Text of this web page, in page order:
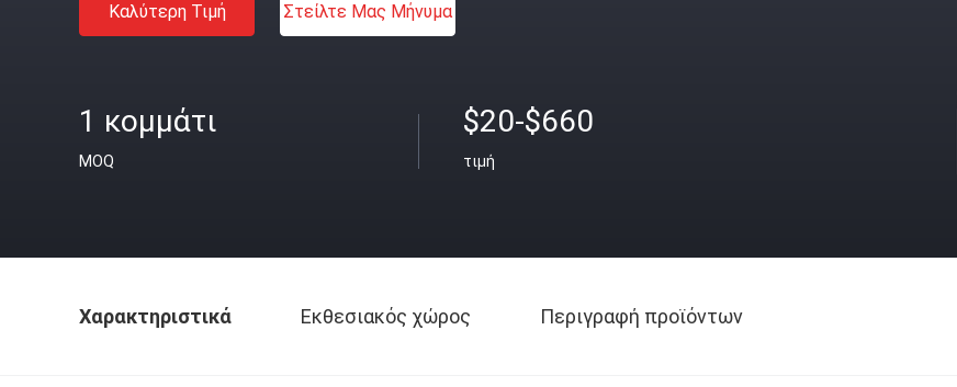
Καλύτερη Τιμή Στείλτε Μας Μήνυμα
1 κομμάτι
MOQ
$20-$660
τιμή
Χαρακτηριστικά Εκθεσιακός χώρος Περιγραφή προϊόντων